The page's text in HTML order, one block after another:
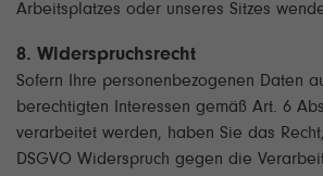
Arbeitsplatzes oder unseres Sitzes
8. Widerspruchsrecht
Sofern Ihre personenbezogenen Daten
berechtigten Interessen gemäß Art. 6
verarbeitet werden, haben Sie das
DSGVO Widerspruch gegen die